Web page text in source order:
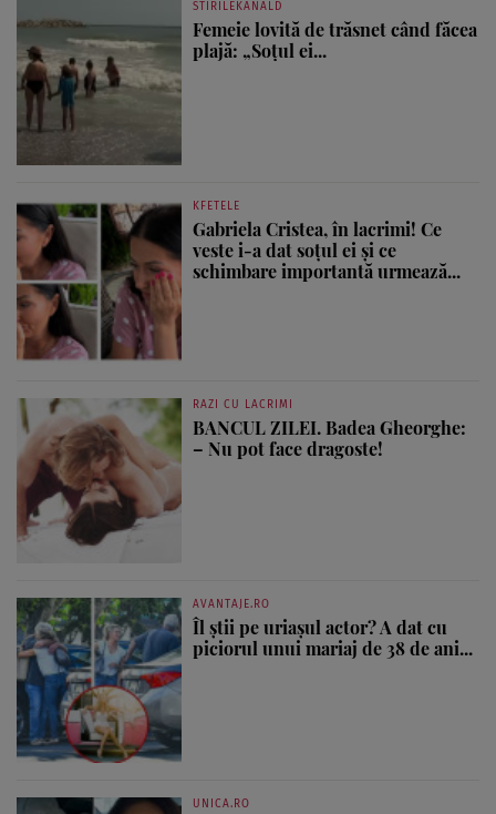
STIRILEKANALD
Femeie lovită de trăsnet când făcea
plajă: „Soțul ei...
KFETELE
Gabriela Cristea, în lacrimi! Ce
veste i-a dat soțul ei și ce
schimbare importantă urmează...
RAZI CU LACRIMI
BANCUL ZILEI. Badea Gheorghe:
– Nu pot face dragoste!
AVANTAJE.RO
Îl știi pe uriașul actor? A dat cu
piciorul unui mariaj de 38 de ani...
UNICA.RO